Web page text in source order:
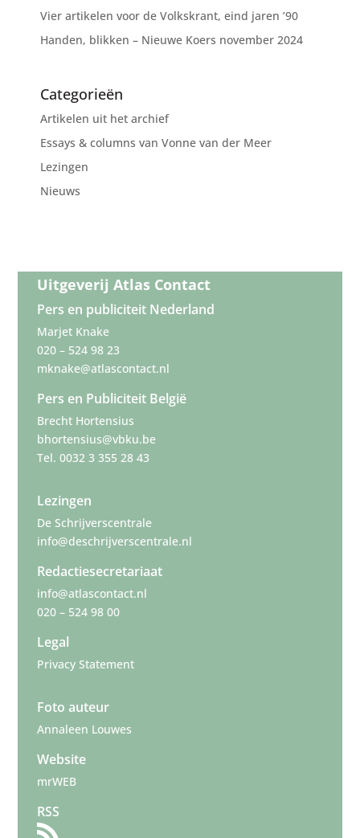
Vier artikelen voor de Volkskrant, eind jaren ’90
Handen, blikken – Nieuwe Koers november 2024
Categorieën
Artikelen uit het archief
Essays & columns van Vonne van der Meer
Lezingen
Nieuws
Uitgeverij Atlas Contact
Pers en publiciteit Nederland
Marjet Knake
020 – 524 98 23
mknake@atlascontact.nl
Pers en Publiciteit België
Brecht Hortensius
bhortensius@vbku.be
Tel. 0032 3 355 28 43
Lezingen
De Schrijverscentrale
info@deschrijverscentrale.nl
Redactiesecretariaat
info@atlascontact.nl
020 – 524 98 00
Legal
Privacy Statement
Foto auteur
Annaleen Louwes
Website
mrWEB
RSS